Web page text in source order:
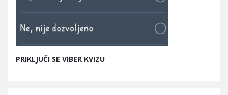
PRIKLJUČI SE VIBER KVIZU